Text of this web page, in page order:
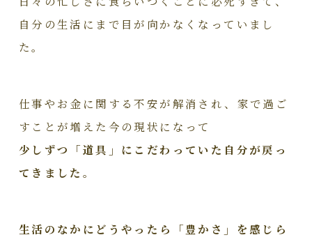
自分の生活にまで目が向かなくなっていまし
た。
仕事やお金に関する不安が解消され、家で過ご
すことが増えた今の現状になって
少しずつ「道具」にこだわっていた自分が戻っ
てきました。
生活のなかにどうやったら「豊かさ」を感じら